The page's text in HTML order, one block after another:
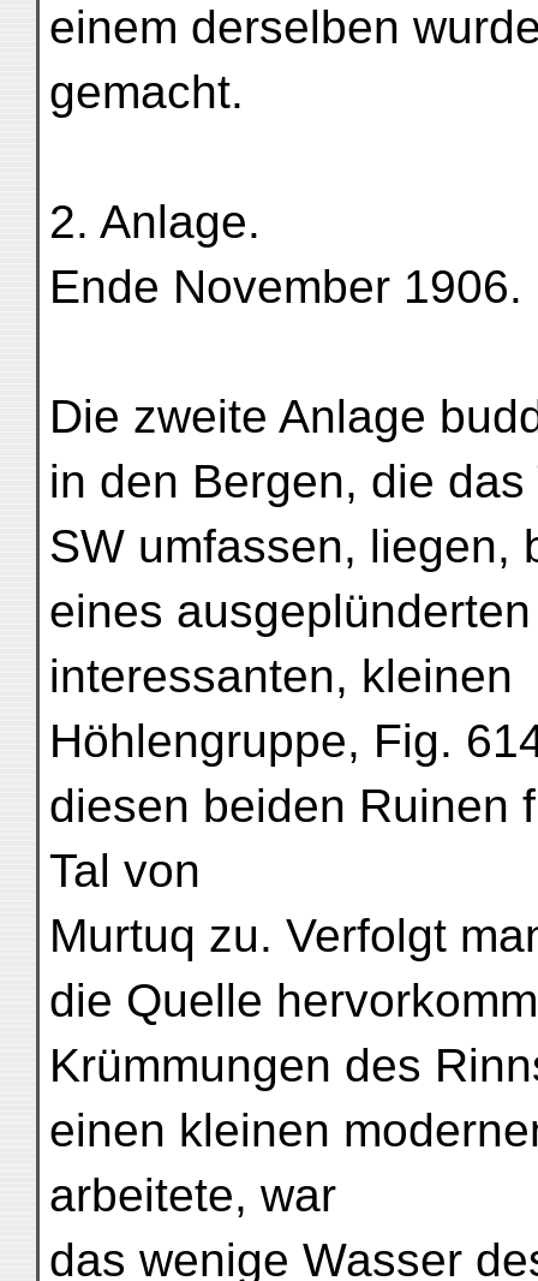
einem derselben
gemacht.
2. Anlage.
Ende November 1906.
Die zweite Anlage
in den Bergen, die
SW umfassen, liegen,
eines
interessanten, kleinen
Höhlengruppe, Fig.
diesen beiden Ruinen
Tal von
Murtuq zu. Verfolgt
die Quelle
Krümmungen des
einen kleinen
arbeitete, war
das wenige Wasser